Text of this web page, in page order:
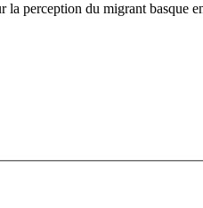
perception du migrant basque